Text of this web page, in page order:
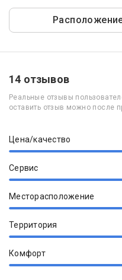
14 отзывов
Реальные отзывы
оставить отзыв можно после
Цена/качество
Сервис
Месторасположение
Территория
Комфорт